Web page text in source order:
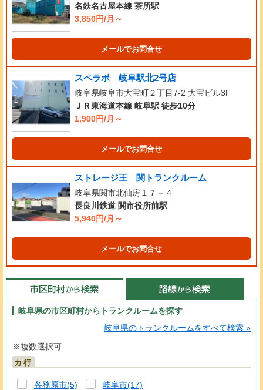
名鉄名古屋本線 茶所駅
3,850円/月～
メールでお問合せ
スペラボ 岐阜駅北2号店
岐阜県岐阜市大宝町２丁目7-2 大宝ビル3F
ＪＲ東海道本線 岐阜駅 徒歩10分
1,900円/月～
メールでお問合せ
ストレージ王 関トランクルーム
岐阜県関市北仙房１７－４
長良川鉄道 関市役所前駅
5,940円/月～
メールでお問合せ
岐阜県の市区町村からトランクルームを探す
岐阜県のトランクルームをすべて検索
※複数選択可
カ行
各務原市(5) 岐阜市(17)